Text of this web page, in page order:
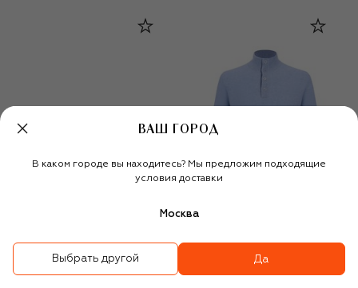
ВАШ ГОРОД
В каком городе вы находитесь? Мы предложим подходящие
условия доставки
Москва
Выбрать другой Да